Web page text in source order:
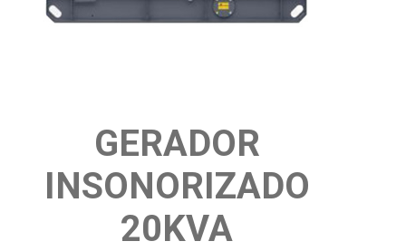
GERADOR
INSONORIZADO
20KVA